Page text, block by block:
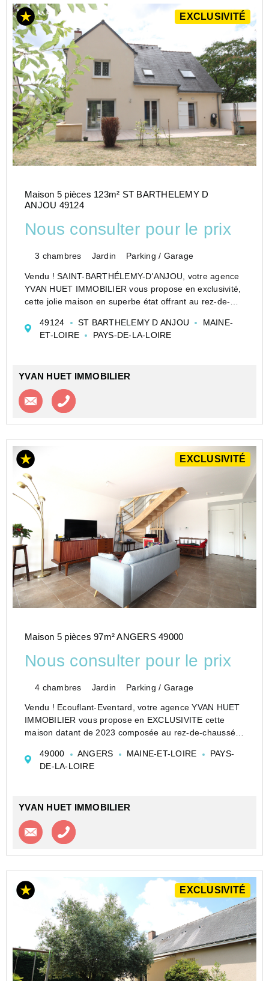
EXCLUSIVITÉ
Maison 5 pièces 123m² ST BARTHELEMY D
ANJOU 49124
Nous consulter pour le prix
3 chambres Jardin Parking / Garage
Vendu ! SAINT-BARTHÉLEMY-D'ANJOU, votre agence
YVAN HUET IMMOBILIER vous propose en exclusivité,
cette jolie maison en superbe état offrant au rez-de-
bois, cuisine aménagée et équipée ouverte donnant s...
49124 ST BARTHELEMY D ANJOU
MAINE-
ET-LOIRE
PAYS-DE-LA-LOIRE
YVAN HUET IMMOBILIER
Contacter l'agence
EXCLUSIVITÉ
Maison 5 pièces 97m² ANGERS 49000
Nous consulter pour le prix
4 chambres Jardin Parking / Garage
Vendu ! Ecouflant-Eventard, votre agence YVAN HUET
IMMOBILIER vous propose en EXCLUSIVITE cette
maison datant de 2023 composée au rez-de-chaussée
équipée donnant sur terrasse bois exposée sud-ouest.
Une ch...
49000 ANGERS MAINE-ET-LOIRE
PAYS-
DE-LA-LOIRE
YVAN HUET IMMOBILIER
Contacter l'agence
EXCLUSIVITÉ